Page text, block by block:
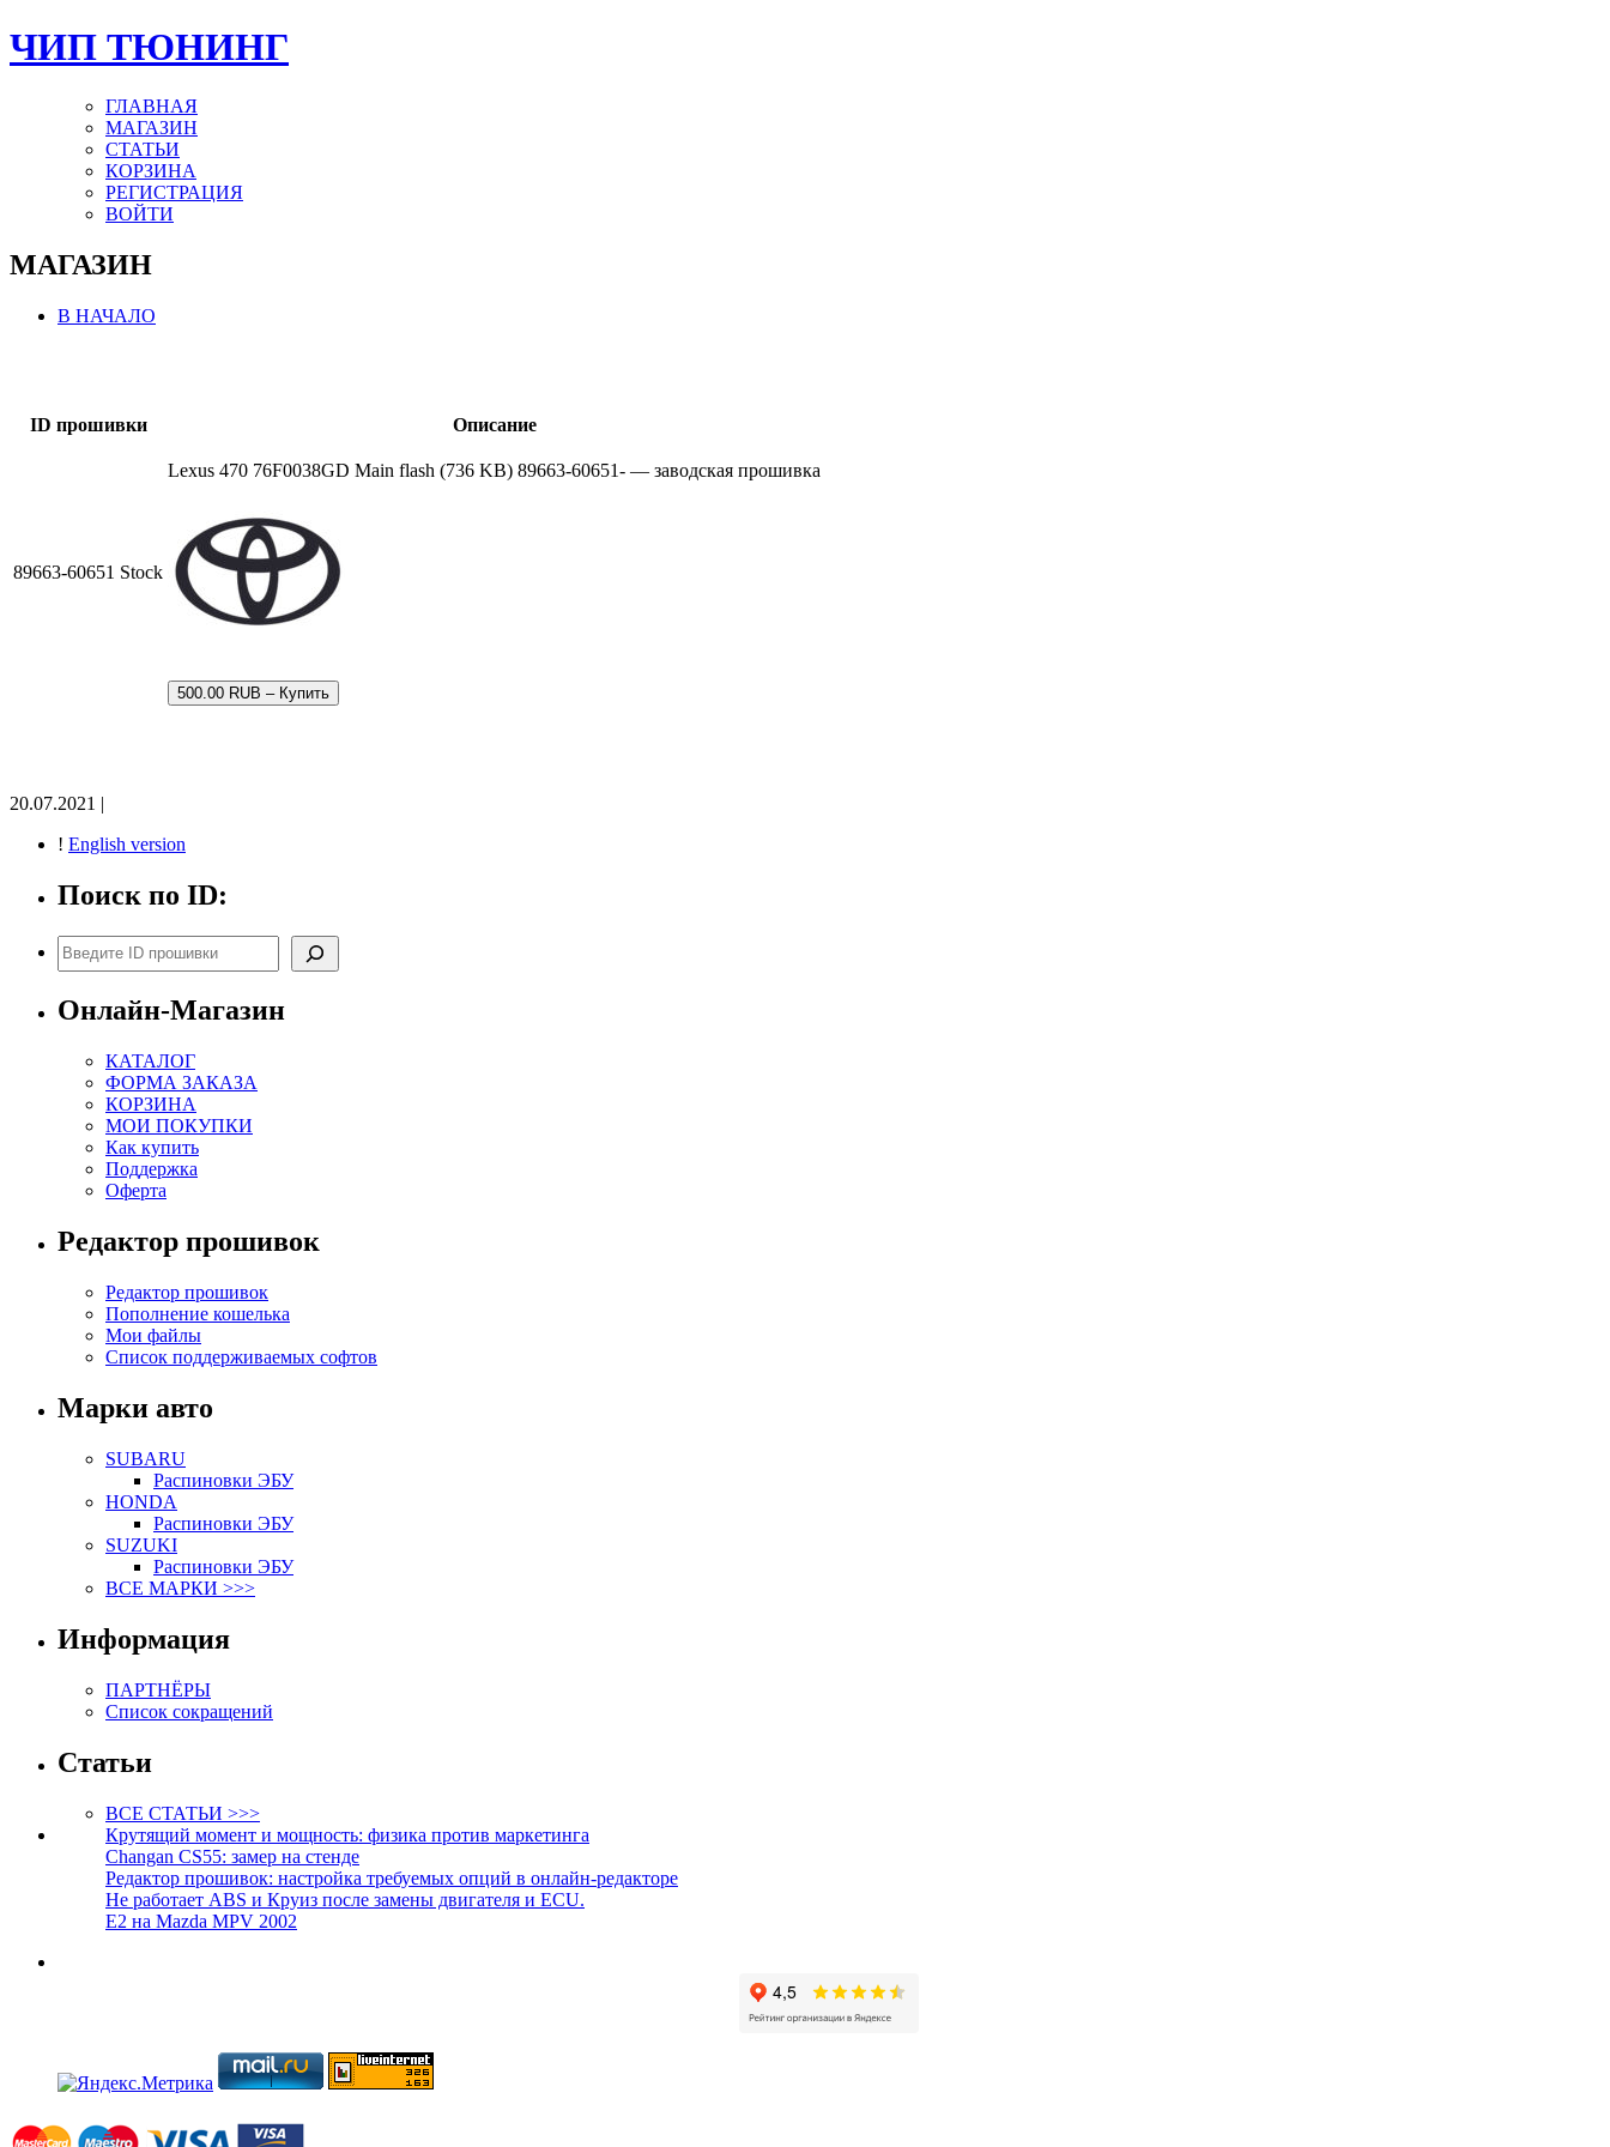
ЧИП ТЮНИНГ
ГЛАВНАЯ
МАГАЗИН
СТАТЬИ
КОРЗИНА
РЕГИСТРАЦИЯ
ВОЙТИ
МАГАЗИН
В НАЧАЛО
ID прошивки Описание
89663-60651 Stock
Lexus 470 76F0038GD Main flash (736 KB) 89663-60651- — заводская прошивка
500.00 RUB – Купить
20.07.2021 |
! English version
Поиск по ID:
Поиск
Онлайн-Магазин
КАТАЛОГ
ФОРМА ЗАКАЗА
КОРЗИНА
МОИ ПОКУПКИ
Как купить
Поддержка
Оферта
Редактор прошивок
Редактор прошивок
Пополнение кошелька
Мои файлы
Список поддерживаемых софтов
Марки авто
SUBARU
Распиновки ЭБУ
HONDA
Распиновки ЭБУ
SUZUKI
Распиновки ЭБУ
ВСЕ МАРКИ >>>
Информация
ПАРТНЁРЫ
Список сокращений
Статьи
ВСЕ СТАТЬИ >>>
Крутящий момент и мощность: физика против маркетинга
Changan CS55: замер на стенде
Редактор прошивок: настройка требуемых опций в онлайн-редакторе
Не работает ABS и Круиз после замены двигателя и ECU.
E2 на Mazda MPV 2002